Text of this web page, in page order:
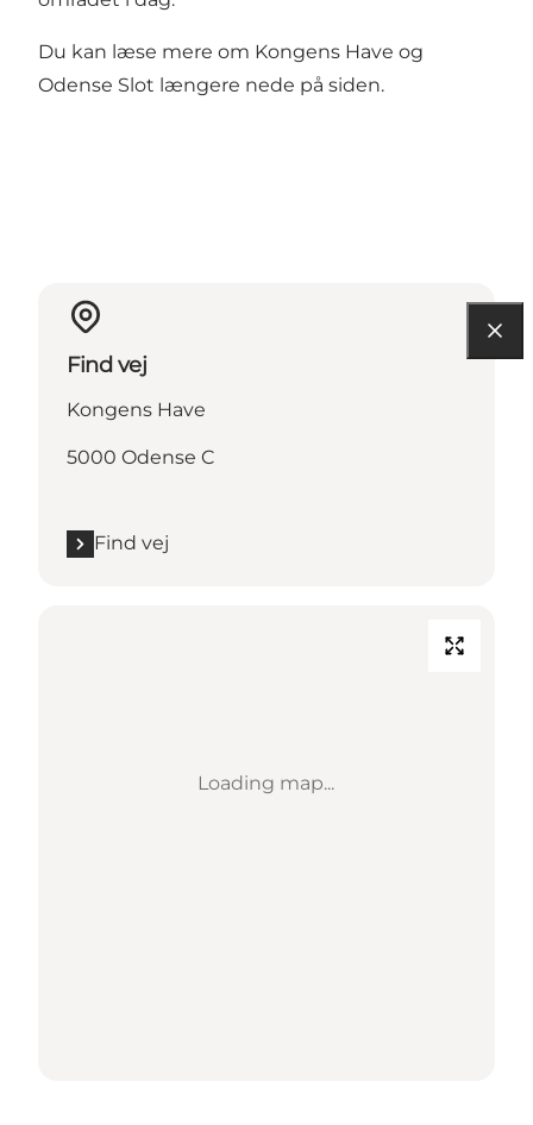
Du kan læse mere om Kongens Have og
Odense Slot længere nede på siden.
Find vej
Kongens Have
5000 Odense C
Find vej
Loading map...